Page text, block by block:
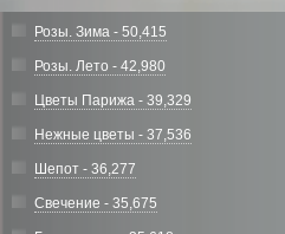
Розы. Зима - 50,415
Розы. Лето - 42,980
Цветы Парижа - 39,329
Нежные цветы - 37,536
Шепот - 36,277
Свечение - 35,675